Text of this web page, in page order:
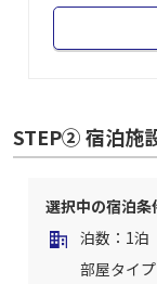
STEP② 宿泊施
選択中の宿泊条
泊数：1泊
部屋タイ